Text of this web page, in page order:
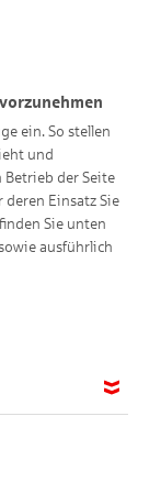
ein. So stellen
und
Betrieb der Seite
Einsatz Sie
Sie unten
ausführlich